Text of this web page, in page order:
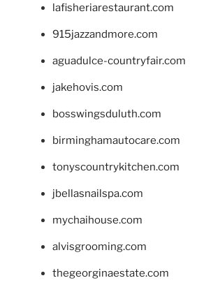
lafisheriarestaurant.com
915jazzandmore.com
aguadulce-countryfair.com
jakehovis.com
bosswingsduluth.com
birminghamautocare.com
tonyscountrykitchen.com
jbellasnailspa.com
mychaihouse.com
alvisgrooming.com
thegeorginaestate.com